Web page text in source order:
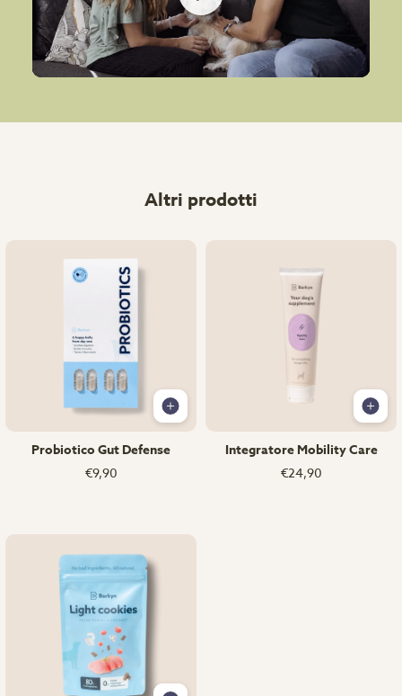
Play
Altri prodotti
Probiotico Gut Defense
€9,90
Integratore Mobility Care
€24,90